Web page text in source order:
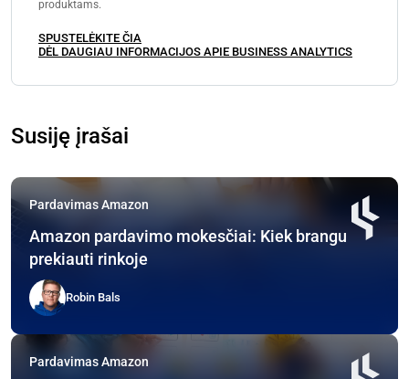
produktams.
SPUSTELĖKITE ČIA
DĖL DAUGIAU INFORMACIJOS APIE BUSINESS ANALYTICS
Susiję įrašai
Pardavimas Amazon
Amazon pardavimo mokesčiai: Kiek brangu
prekiauti rinkoje
Robin Bals
Pardavimas Amazon